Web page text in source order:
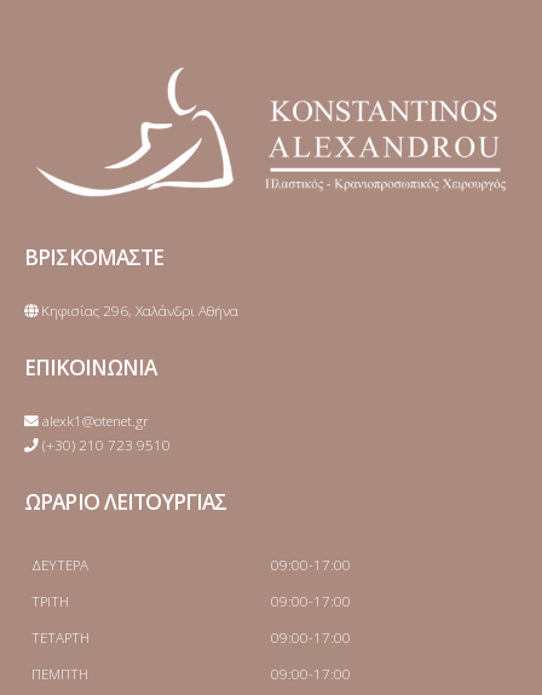
ΒΡΙΣΚΟΜΑΣΤΕ
Κηφισίας 296, Χαλάνδρι Αθήνα
ΕΠΙΚΟΙΝΩΝΙΑ
alexk1@otenet.gr
(+30) 210 723 9510
ΩΡΑΡΙΟ ΛΕΙΤΟΥΡΓΙΑΣ
ΔΕΥΤΕΡΑ
09:00-17:00
ΤΡΙΤΗ
09:00-17:00
ΤΕΤΑΡΤΗ
09:00-17:00
ΠΕΜΠΤΗ
09:00-17:00